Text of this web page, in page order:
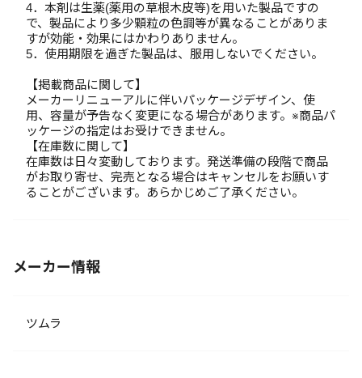
4．本剤は生薬(薬用の草根木皮等)を用いた製品ですの
で、製品により多少顆粒の色調等が異なることがありま
すが効能・効果にはかわりありません。
5．使用期限を過ぎた製品は、服用しないでください。
【掲載商品に関して】
メーカーリニューアルに伴いパッケージデザイン、使
用、容量が予告なく変更になる場合があります。※商品パ
ッケージの指定はお受けできません。
【在庫数に関して】
在庫数は日々変動しております。発送準備の段階で商品
がお取り寄せ、完売となる場合はキャンセルをお願いす
ることがございます。あらかじめご了承ください。
メーカー情報
ツムラ